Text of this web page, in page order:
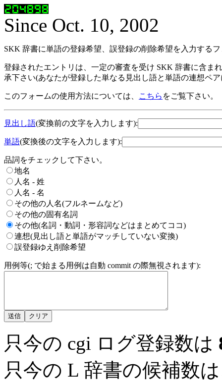
Since Oct. 10, 2002
SKK 辞書に単語の登録希望、誤登録の削除希望を入力する
登録されたエントリは、一定の審査を受け SKK 辞書に含ま
承下さい(あなたが登録した単なる見出し語と単語の連想ペ
このフォームの使用方法については、 こちら をご覧下さい。
見出し語(変換前の文字を入力します):
単語(変換後の文字を入力します):
品詞をチェックして下さい。
地名
人名 - 姓
人名 - 名
その他の人名(フルネームなど)
その他の固有名詞
その他(名詞・動詞・形容詞などはまとめてココ)
連想(見出し語と単語がマッチしていない変換)
誤登録ゆえ削除希望
用例等(; で始まる用例は自動 commit の際無視されます):
只今の cgi ログ登録数は
只今の L 辞書の候補数